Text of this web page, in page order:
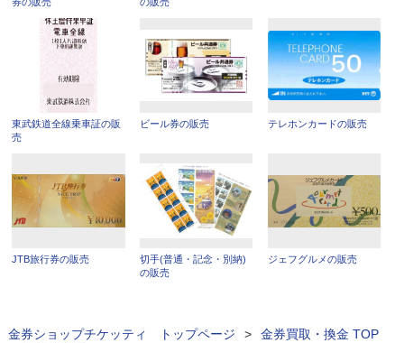
東武鉄道全線乗車証の販
売
ビール券の販売 テレホンカードの販売
JTB旅行券の販売
切手(普通・記念・別納)
の販売
ジェフグルメの販売
金券ショップチケッティ トップページ >
金券買取・換金 TOP